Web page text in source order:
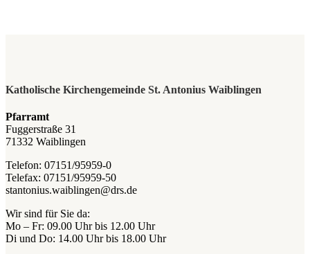
Katholische Kirchengemeinde St. Antonius Waiblingen
Pfarramt
Fuggerstraße 31
71332 Waiblingen
Telefon: 07151/95959-0
Telefax: 07151/95959-50
stantonius.waiblingen@drs.de
Wir sind für Sie da:
Mo – Fr: 09.00 Uhr bis 12.00 Uhr
Di und Do: 14.00 Uhr bis 18.00 Uhr